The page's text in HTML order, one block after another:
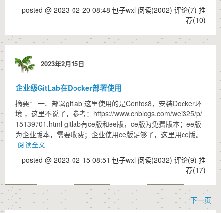
posted @ 2023-02-20 08:48 包子wxl 阅读(2002) 评论(7) 推
荐(10)
2023年2月15日
企业级GitLab在Docker部署使用
摘要： 一、部署gitlab 这里使用的是Centos8，安装Docker环
境 ，这里不说了，参考：https://www.cnblogs.com/wei325/p/
15139701.html gitlab有ce版和ee版，ce版为免费版本；ee版
为企业版本，需要收费；企业使用ce版足够了，这里用ce版。
阅读全文
posted @ 2023-02-15 08:51 包子wxl 阅读(2032) 评论(9) 推
荐(17)
下一页